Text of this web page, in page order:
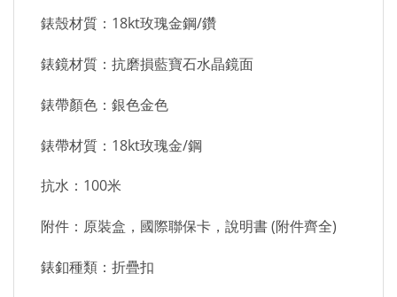
錶殼材質：18kt玫瑰金鋼/鑽
錶鏡材質：抗磨損藍寶石水晶鏡面
錶帶顏色：銀色金色
錶帶材質：18kt玫瑰金/鋼
抗水：100米
附件：原裝盒，國際聯保卡，說明書 (附件齊全)
錶釦種類：折疊扣